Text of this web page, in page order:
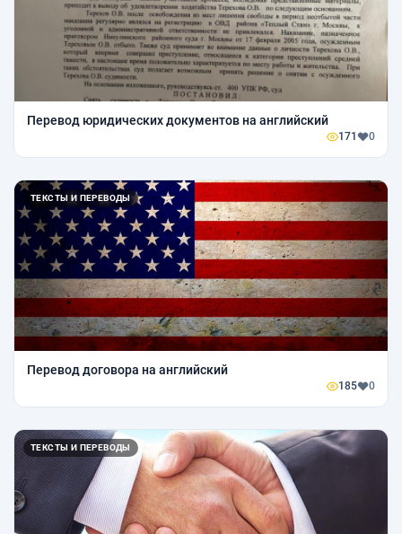
Перевод юридических документов на английский
171 0
ТЕКСТЫ И ПЕРЕВОДЫ
Перевод договора на английский
185 0
ТЕКСТЫ И ПЕРЕВОДЫ